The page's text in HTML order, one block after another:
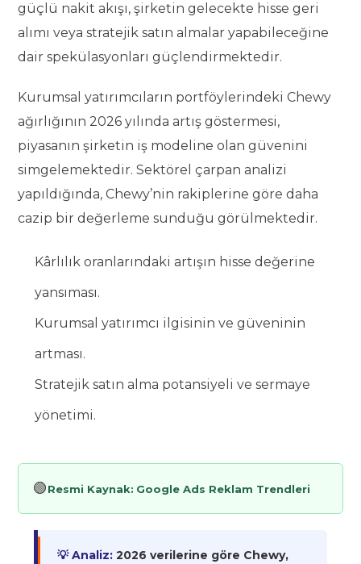
güçlü nakit akışı, şirketin gelecekte hisse geri
alımı veya stratejik satın almalar yapabileceğine
dair spekülasyonları güçlendirmektedir.
Kurumsal yatırımcıların portföylerindeki Chewy
ağırlığının 2026 yılında artış göstermesi,
piyasanın şirketin iş modeline olan güvenini
simgelemektedir. Sektörel çarpan analizi
yapıldığında, Chewy’nin rakiplerine göre daha
cazip bir değerleme sunduğu görülmektedir.
Kârlılık oranlarındaki artışın hisse değerine
yansıması.
Kurumsal yatırımcı ilgisinin ve güveninin
artması.
Stratejik satın alma potansiyeli ve sermaye
yönetimi.
🟢Resmi Kaynak: Google Ads Reklam Trendleri
💡 Analiz: 2026 verilerine göre Chewy,